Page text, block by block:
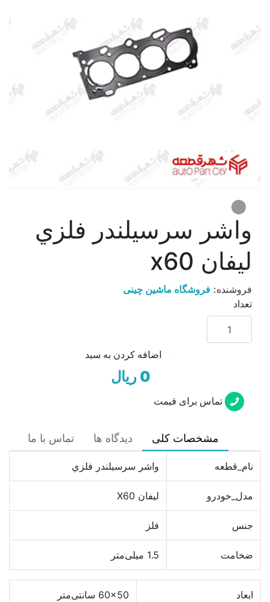
واشر سرسيلندر فلزي
ليفان x60
فروشنده: فروشگاه ماشین چینی
تعداد
اضافه کردن به سبد
0 ریال
تماس برای قیمت
مشخصات کلی دیدگاه ها تماس با ما
نام_قطعه واشر سرسيلندر فلزي
مدل_خودرو ليفان X60
جنس فلز
ضخامت 1.5 میلی‌متر
ابعاد 60x50 سانتی‌متر